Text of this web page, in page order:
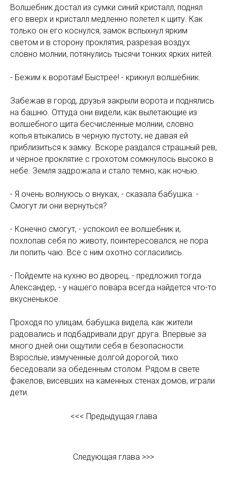
Волшебник достал из сумки синий кристалл, поднял
его вверх и кристалл медленно полетел к щиту. Как
только он его коснулся, замок вспыхнул ярким
светом и в сторону проклятия, разрезая воздух
словно молнии, потянулись тысячи тонких ярких нитей.
- Бежим к воротам! Быстрее! - крикнул волшебник.
Забежав в город, друзья закрыли ворота и поднялись
на башню. Оттуда они видели, как вылетающие из
волшебного щита бесчисленные молнии, словно
копья втыкались в черную пустоту, не давая ей
приблизиться к замку. Вскоре раздался страшный рев,
и черное проклятие с грохотом сомкнулось высоко в
небе. Земля задрожала и стало темно, как ночью.
- Я очень волнуюсь о внуках, - сказала бабушка. -
Смогут ли они вернуться?
- Конечно смогут, - успокоил ее волшебник и,
похлопав себя по животу, поинтересовался, не пора
ли попить чаю. Все с ним охотно согласились.
- Пойдемте на кухню во дворец, - предложил тогда
Александер, - у нашего повара всегда найдется что-то
вкусненькое.
Проходя по улицам, бабушка видела, как жители
радовались и подбадривали друг друга. Впервые за
много дней они ощутили себя в безопасности.
Взрослые, измученные долгой дорогой, тихо
беседовали за обеденным столом. Рядом в свете
факелов, висевших на каменных стенах домов, играли
дети.
<<< Предыдущая глава
Следующая глава >>>